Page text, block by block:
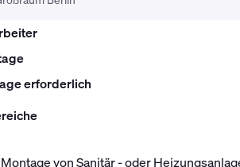
erforderlich
von Sanitär - oder